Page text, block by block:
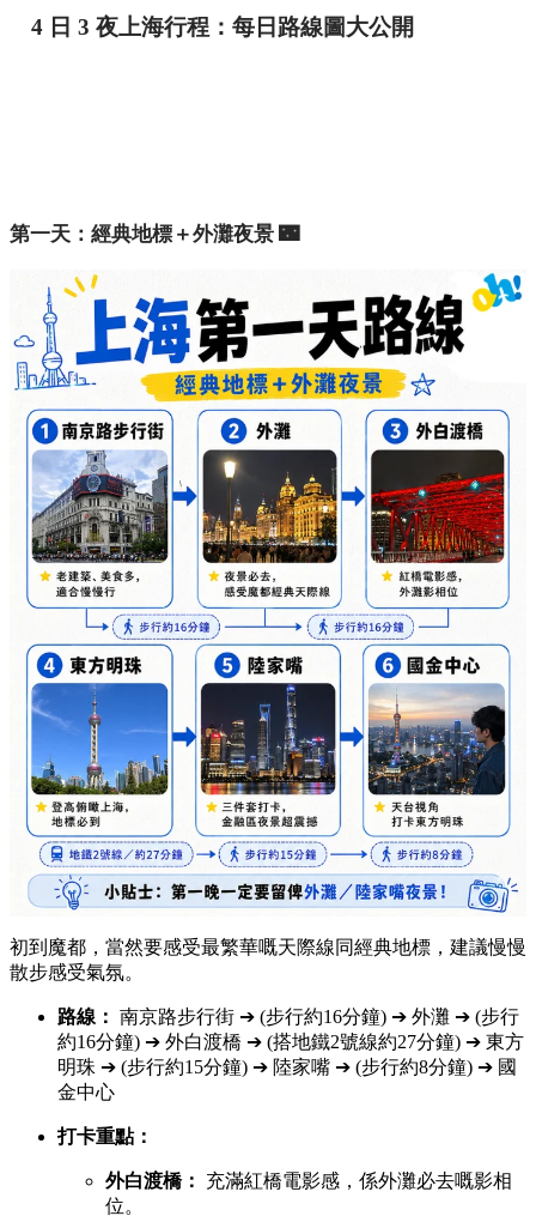
4 日 3 夜上海行程：每日路線圖大公開
第一天：經典地標＋外灘夜景 🌃
初到魔都，當然要感受最繁華嘅天際線同經典地標，建議慢慢
散步感受氣氛。
路線： 南京路步行街 ➔ (步行約16分鐘) ➔ 外灘 ➔ (步行
約16分鐘) ➔ 外白渡橋 ➔ (搭地鐵2號線約27分鐘) ➔ 東方
明珠 ➔ (步行約15分鐘) ➔ 陸家嘴 ➔ (步行約8分鐘) ➔ 國
金中心
打卡重點：
外白渡橋：
充滿紅橋電影感，係外灘必去嘅影相
位。